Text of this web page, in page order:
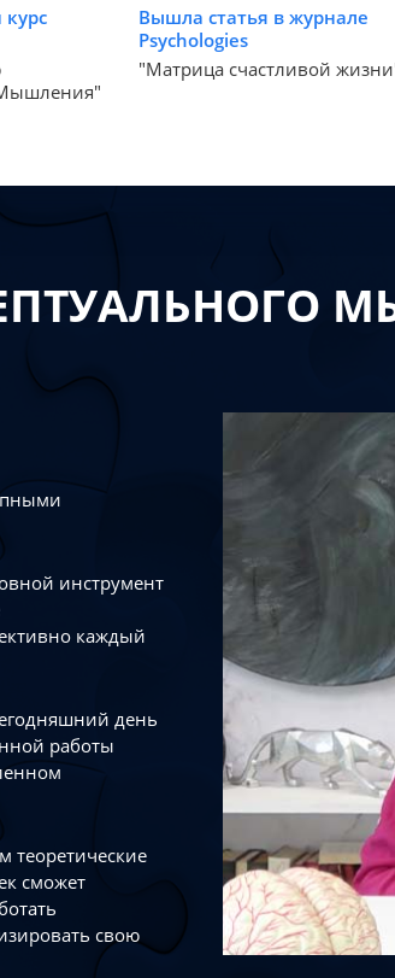
Вышла статья в журнале
Psychologies
"Матрица счастливой
инструмент
каждый
день
работы
теоретические
сможет
свою